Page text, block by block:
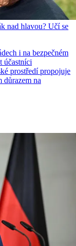
nad hlavou? Učí se
i na bezpečném
účastníci
prostředí propojuje
důrazem na